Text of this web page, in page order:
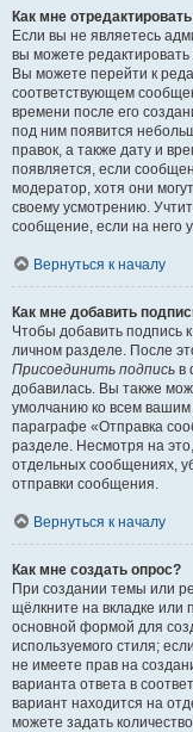
Как мне
Если вы не являетесь
вы можете
Вы можете перейти к
соответствующем
времени после его
под ним появится
правок, а также дату и
появляется, если
модератор, хотя они
своему усмотрению.
сообщение, если на него
Вернуться к началу
Как мне добавить
Чтобы добавить подпись
личном разделе. После
Присоединить подпись в
добавилась. Вы также
умолчанию ко всем
параграфе «Отправка
разделе. Несмотря на
отдельных сообщениях,
отправки сообщения.
Вернуться к началу
Как мне создать опрос?
При создании темы или
щёлкните на вкладке или
основной формой для
используемого стиля;
не имеете прав на
варианта ответа в
вариант находится на
можете задать